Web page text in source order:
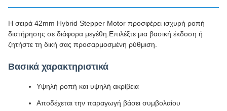
Η σειρά 42mm Hybrid Stepper Motor προσφέρει ισχυρή ροπή
διατήρησης σε διάφορα μεγέθη.Επιλέξτε μια βασική έκδοση ή
ζητήστε τη δική σας προσαρμοσμένη ρύθμιση.
Βασικά χαρακτηριστικά
Υψηλή ροπή και υψηλή ακρίβεια
Αποδέχεται την παραγωγή βάσει συμβολαίου